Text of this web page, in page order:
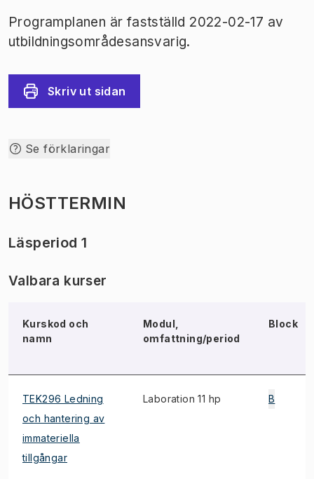
Programplanen är fastställd 2022-02-17 av
utbildningsområdesansvarig.
Skriv ut sidan
Se förklaringar
HÖSTTERMIN
Läsperiod 1
Valbara kurser
Kurskod och
namn
Modul,
omfattning/period
Block
TEK296 Ledning
och hantering av
immateriella
tillgångar
Laboration 11 hp B